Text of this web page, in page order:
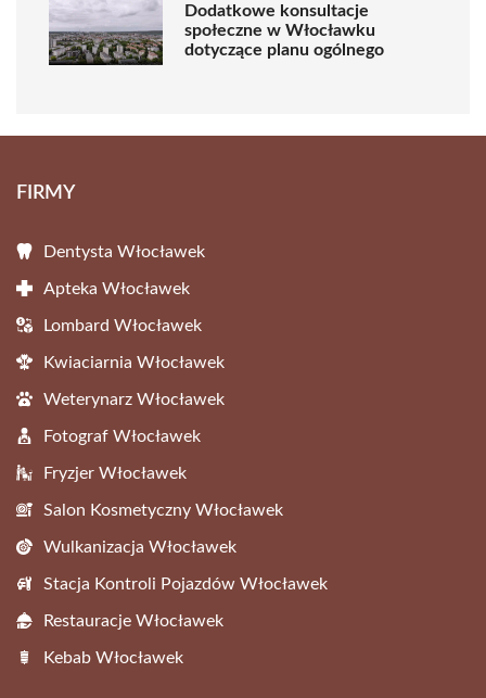
Dodatkowe konsultacje
społeczne w Włocławku
dotyczące planu ogólnego
FIRMY
Dentysta Włocławek
Apteka Włocławek
Lombard Włocławek
Kwiaciarnia Włocławek
Weterynarz Włocławek
Fotograf Włocławek
Fryzjer Włocławek
Salon Kosmetyczny Włocławek
Wulkanizacja Włocławek
Stacja Kontroli Pojazdów Włocławek
Restauracje Włocławek
Kebab Włocławek